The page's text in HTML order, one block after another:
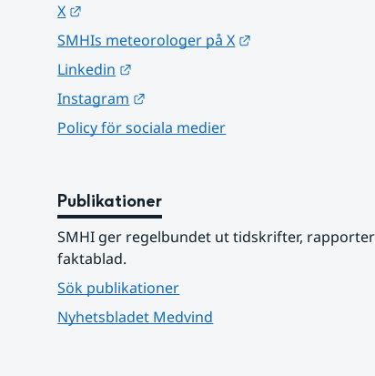
X
SMHIs meteorologer på X
Linkedin
Instagram
Policy för sociala medier
Publikationer
SMHI ger regelbundet ut tidskrifter,
faktablad.
Sök publikationer
Nyhetsbladet Medvind